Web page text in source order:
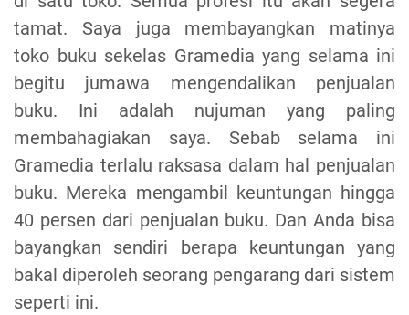
tamat. Saya juga membayangkan matinya
toko buku sekelas Gramedia yang selama ini
begitu jumawa mengendalikan penjualan
buku. Ini adalah nujuman yang paling
membahagiakan saya. Sebab selama ini
Gramedia terlalu raksasa dalam hal penjualan
buku. Mereka mengambil keuntungan hingga
40 persen dari penjualan buku. Dan Anda bisa
bayangkan sendiri berapa keuntungan yang
bakal diperoleh seorang pengarang dari sistem
seperti ini.